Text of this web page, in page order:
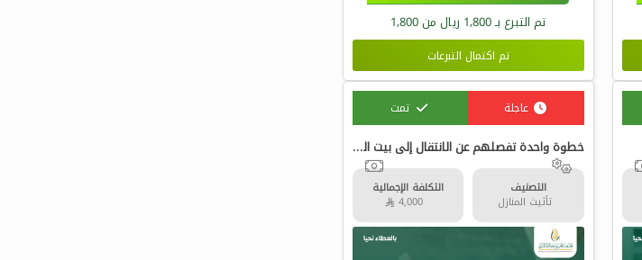
تم التبرع بـ1,800 ريال من1,800
تم اكتمال التبرعات
عاجلة تمت
خطوة واحدة تفصلهم عن الانتقال إلى بيت العمر
التصنيف
تأثيث المنازل
التكلفة الإجمالية